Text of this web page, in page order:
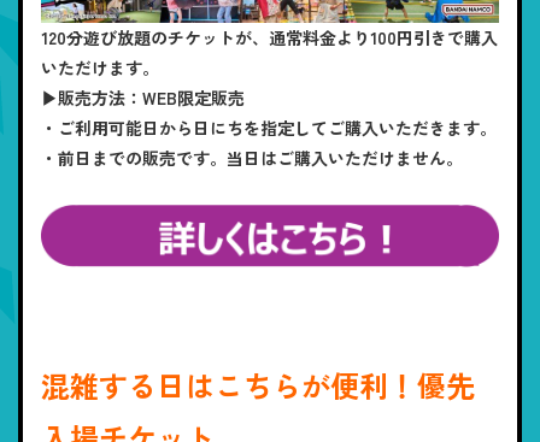
120分遊び放題のチケットが、通常料金より100円引きで購入
いただけます。
▶販売方法：WEB限定販売
・ご利用可能日から日にちを指定してご購入いただきます。
・前日までの販売です。当日はご購入いただけません。
混雑する日はこちらが便利！優先